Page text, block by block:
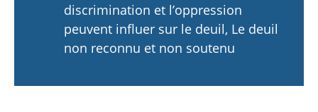
discrimination et l’oppression
peuvent influer sur le deuil, Le deuil
non reconnu et non soutenu